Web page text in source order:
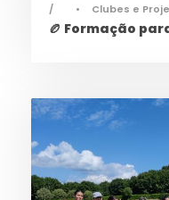
•
Clubes e
🏉 Formação